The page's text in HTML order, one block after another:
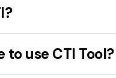
to use CTI Tool?